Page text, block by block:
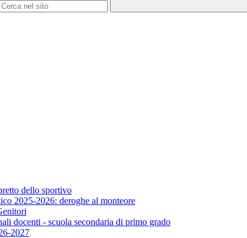
dello sportivo
2025-2026: deroghe al monteore
docenti - scuola secondaria di primo grado
2027